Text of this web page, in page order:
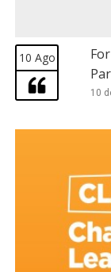
10 Ago
10